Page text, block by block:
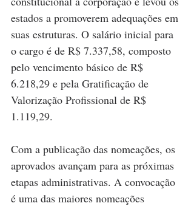
estados a promoverem adequações em
suas estruturas. O salário inicial para
o cargo é de R$ 7.337,58, composto
pelo vencimento básico de R$
6.218,29 e pela Gratificação de
Valorização Profissional de R$
1.119,29.
Com a publicação das nomeações, os
aprovados avançam para as próximas
etapas administrativas. A convocação
é uma das maiores nomeações